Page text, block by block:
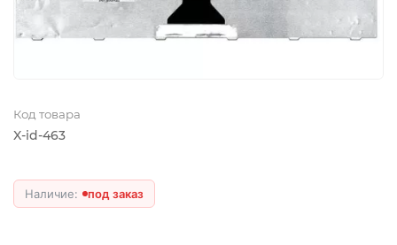
Код товара
X-id-463
под заказ